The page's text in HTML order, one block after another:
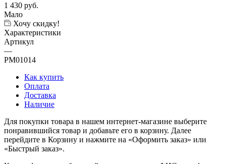
1 430 руб.
Мало
Хочу скидку!
Характеристики
Артикул
—
PM01014
Как купить
Оплата
Доставка
Наличие
Для покупки товара в нашем интернет-магазине выберите
понравившийся товар и добавьте его в корзину. Далее
перейдите в Корзину и нажмите на «Оформить заказ» или
«Быстрый заказ».